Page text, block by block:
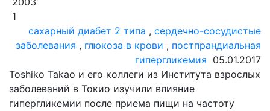
1
сахарный диабет 2 типа , сердечно-сосудистые
заболевания , глюкоза в крови , постпрандиальная
гипергликемия 05.01.2017
Toshiko Takao и его коллеги из Института взрослых
заболеваний в Токио изучили влияние
гипергликемии после приема пищи на частоту